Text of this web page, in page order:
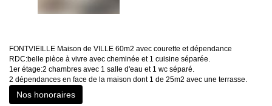
FONTVIEILLE Maison de VILLE 60m2 avec courette et dépendance
RDC:belle pièce à vivre avec cheminée et 1 cuisine séparée.
1er étage:2 chambres avec 1 salle d'eau et 1 wc séparé.
2 dépendances en face de la maison dont 1 de 25m2 avec une terrasse.
Nos honoraires